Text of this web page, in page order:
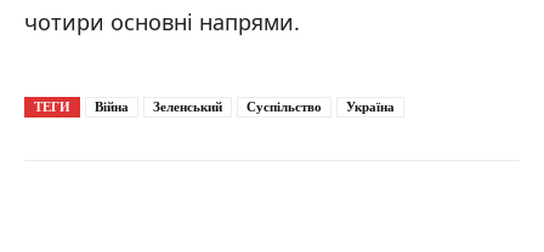
чотири основні напрями.
ТЕГИ Війна Зеленський Суспільство Україна